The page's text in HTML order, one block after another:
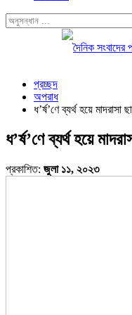
প্রচ্ছদ
অপরাধ
ধ’র্ষ’ণে ব্যর্থ হয়ে
ধ’র্ষ’ণে ব্যর্থ হয়ে
প্রকাশিত: জুলা ১১, ২০২৩